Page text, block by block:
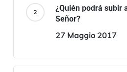
¿Quién podrá subir
Señor?
27 Maggio 2017